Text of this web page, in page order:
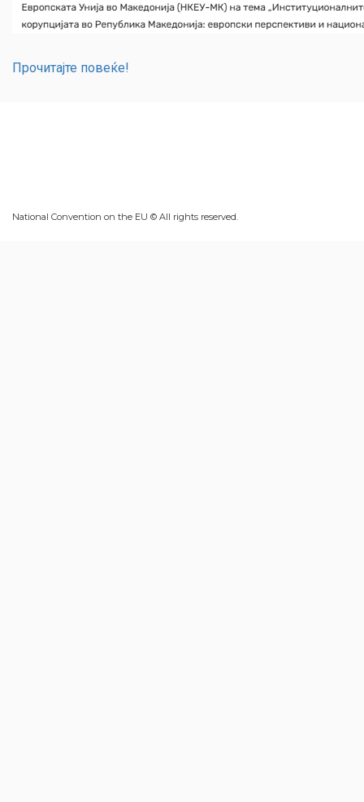
Прочитајте повеќе!
National Convention on the EU © All rights reserved.